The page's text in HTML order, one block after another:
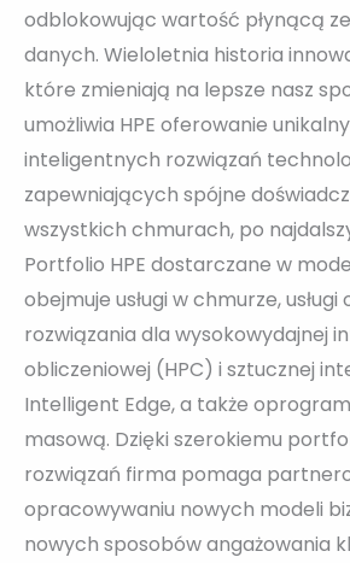
odblokowując wartość płynącą
danych. Wieloletnia historia
które zmieniają na lepsze nasz
umożliwia HPE oferowanie
inteligentnych rozwiązań
zapewniających spójne
wszystkich chmurach, po
Portfolio HPE dostarczane w
obejmuje usługi w chmurze,
rozwiązania dla wysokowydajnej
obliczeniowej (HPC) i sztucznej
Intelligent Edge, a także
masową. Dzięki szerokiemu
rozwiązań firma pomaga
opracowywaniu nowych modeli
nowych sposobów angażowania